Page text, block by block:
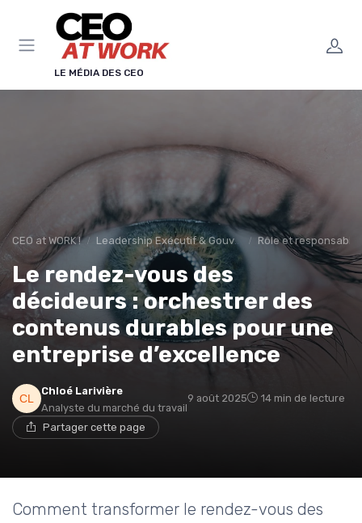
LE MÉDIA DES CEO
CEO at WORK ! Leadership Exécutif & Gouvernance Rôle et
Le rendez-vous des
décideurs : orchestrer des
contenus durables pour une
entreprise d’excellence
Chloé Larivière
Analyste du marché du travail
9 août 2025 14 min de lecture
Partager cette page
Comment transformer le rendez-vous des
Panneau de gestion des cookies